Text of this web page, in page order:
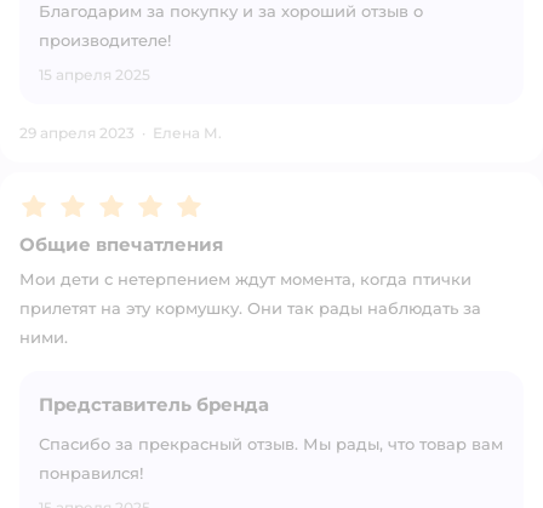
Благодарим за покупку и за хороший отзыв о
производителе!
15 апреля 2025
29 апреля 2023 · Елена М.
Рейтинг:5
Общие впечатления
Мои дети с нетерпением ждут момента, когда птички
прилетят на эту кормушку. Они так рады наблюдать за
ними.
Представитель бренда
Спасибо за прекрасный отзыв. Мы рады, что товар вам
понравился!